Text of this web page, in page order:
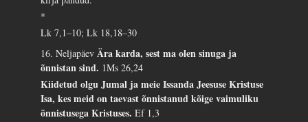
*
Lk 7,1–10; Lk 18,18–30
16. NeljapäevÄra karda, sest ma olen sinuga ja
õnnistan sind. 1Ms 26,24
Kiidetud olgu Jumal ja meie Issanda Jeesuse Kristuse
Isa, kes meid on taevast õnnistanud kõige vaimuliku
õnnistusega Kristuses.Ef 1,3